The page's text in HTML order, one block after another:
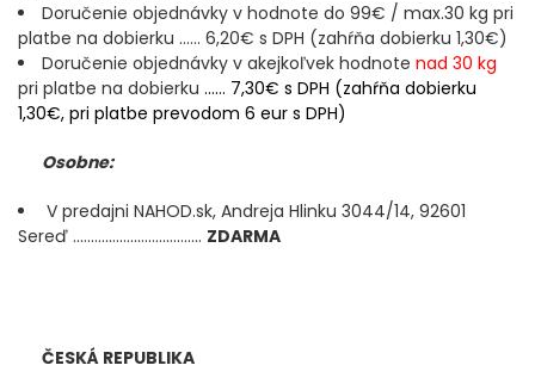
Doručenie objednávky v hodnote do 99€ / max.30 kg pri
platbe na dobierku ...... 6,20€ s DPH (zahŕňa dobierku 1,30€)
Doručenie objednávky v akejkoľvek hodnote nad 30 kg
pri platbe na dobierku ...... 7,30€ s DPH (zahŕňa dobierku
1,30€, pri platbe prevodom 6 eur s DPH)
Osobne:
V predajni NAHOD.sk, Andreja Hlinku 3044/14, 92601
Sereď .................................... ZDARMA
ČESKÁ REPUBLIKA
KAPROVÉ PRÚTY
FEEDER PRÚTY
SUMCOVÉ A MORSKÉ PRÚTY
BIČE A DELIČKY